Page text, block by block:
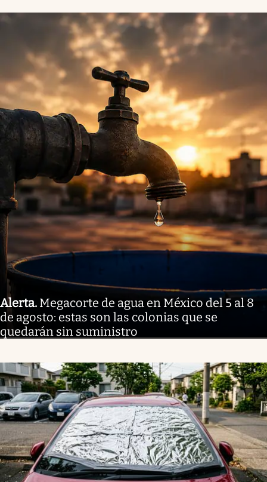
Alerta. Megacorte de agua en México del 5 al 8
de agosto: estas son las colonias que se
quedarán sin suministro